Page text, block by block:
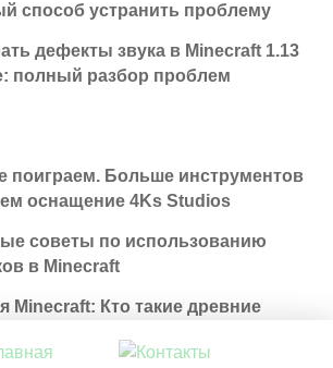
способ устранить проблему
дефекты звука в Minecraft 1.13
полный разбор проблем
поиграем. Больше инструментов
оснащение 4Ks Studios
советы по использованию
в Minecraft
Minecraft: Кто такие древние